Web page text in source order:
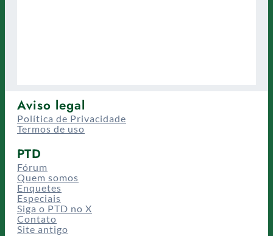
Aviso legal
Política de Privacidade
Termos de uso
PTD
Fórum
Quem somos
Enquetes
Especiais
Siga o PTD no X
Contato
Site antigo